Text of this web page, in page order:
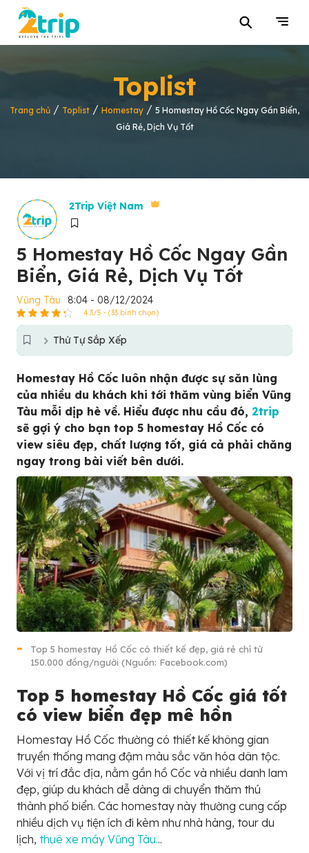
⚲
Toplist
Trang chủ / Toplist / Homestay / 5 Homestay Hồ Cốc Ngay Gần Biển,
Giá Rẻ, Dịch Vụ Tốt
2Trip Việt Nam
5 Homestay Hồ Cốc Ngay Gần
Biển, Giá Rẻ, Dịch Vụ Tốt
Vũng Tàu 8:04 - 08/12/2024
4.3/5 - (33 bình chọn)
Thứ Tự Sắp Xếp
Homestay Hồ Cốc luôn nhận được sự săn lùng
của nhiều du khách khi tới thăm vùng biển Vũng
Tàu mỗi dịp hè về. Hiểu được nhu cầu đó, 2trip
sẽ gợi ý cho bạn top 5 homestay Hồ Cốc có
view siêu đẹp, chất lượng tốt, giá cả phải chăng
ngay trong bài viết bên dưới.
Top 5 homestay Hồ Cốc có thiết kế đẹp, giá rẻ chỉ từ
150.000 đồng/người (Nguồn: Facebook.com)
Top 5 homestay Hồ Cốc giá tốt
có view biển đẹp mê hồn
Homestay Hồ Cốc thường có thiết kế không gian
truyền thống mang đậm màu sắc văn hóa dân tộc.
Với vị trí đắc địa, nằm gần hồ Cốc và nhiều danh lam
đẹp, giúp du khách dễ dàng di chuyển thăm thú
thành phố biển. Các homestay này thường cung cấp
nhiều dịch vụ tiện ích đi kèm như nhà hàng, tour du
lịch, thuê xe máy Vũng Tàu...